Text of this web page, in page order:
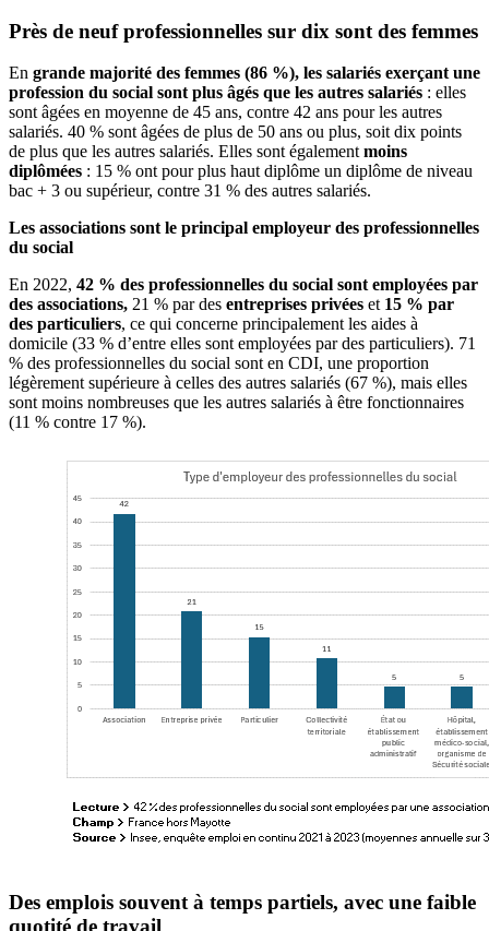
Près de neuf professionnelles sur dix sont des femmes
En grande majorité des femmes (86 %), les salariés exerçant une
profession du social sont plus âgés que les autres salariés : elles
sont âgées en moyenne de 45 ans, contre 42 ans pour les autres
salariés. 40 % sont âgées de plus de 50 ans ou plus, soit dix points
de plus que les autres salariés. Elles sont égalementmoins
diplômées : 15 % ont pour plus haut diplôme un diplôme de niveau
bac + 3 ou supérieur, contre 31 % des autres salariés.
Les associations sont le principal employeur des professionnelles
du social
En 2022, 42 % des professionnelles du social sont employées par
des associations, 21 % par des entreprises privées et 15 % par
des particuliers, ce qui concerne principalement les aides à
domicile (33 % d’entre elles sont employées par des particuliers). 71
% des professionnelles du social sont en CDI, une proportion
légèrement supérieure à celles des autres salariés (67 %), mais elles
sont moins nombreuses que les autres salariés à être fonctionnaires
(11 % contre 17 %).
Des emplois souvent à temps partiels, avec une faible
quotité de travail